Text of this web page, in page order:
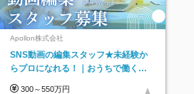
Apollon株式会社
SNS動画の編集スタッフ★未経験か
らプロになれる！｜おうちで働くフ
300～550万円